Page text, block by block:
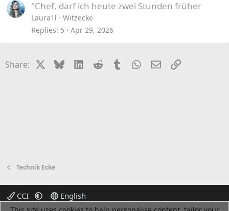
"Chef, darf ich heute zwei Stunden früher
Laura1l
Witzecke
Replies 5 Apr 29, 2026
Share: BlueskyLinkedIn
Reddit TumblrWhatsApp
EmailLink
Technik Ecke
CCI
English